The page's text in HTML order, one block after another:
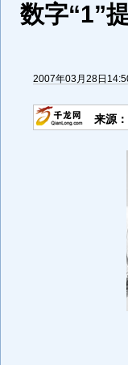
数字“1”
2007年03月28日
来源